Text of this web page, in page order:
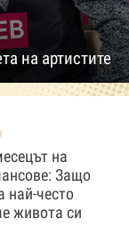
на артистите
на
Защо
най-често
живота си